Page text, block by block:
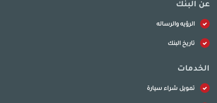
عن البنك
الرؤيه والرساله
تاريخ البنك
الخدمات
تمويل شراء سيارة